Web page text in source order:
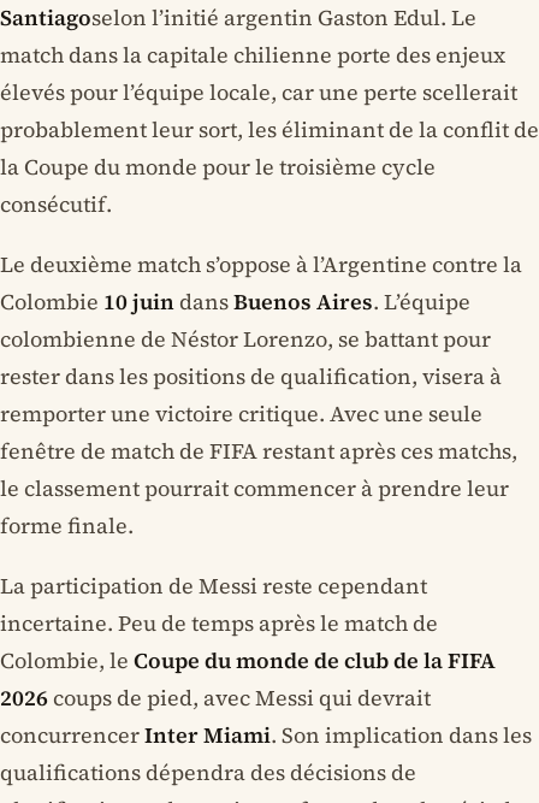
Santiagoselon l’initié argentin Gaston Edul. Le
match dans la capitale chilienne porte des enjeux
élevés pour l’équipe locale, car une perte scellerait
probablement leur sort, les éliminant de la conflit de
la Coupe du monde pour le troisième cycle
consécutif.
Le deuxième match s’oppose à l’Argentine contre la
Colombie 10 juindansBuenos Aires. L’équipe
colombienne de Néstor Lorenzo, se battant pour
rester dans les positions de qualification, visera à
remporter une victoire critique. Avec une seule
fenêtre de match de FIFA restant après ces matchs,
le classement pourrait commencer à prendre leur
forme finale.
La participation de Messi reste cependant
incertaine. Peu de temps après le match de
Colombie, le Coupe du monde de club de la FIFA
2026 coups de pied, avec Messi qui devrait
concurrencerInter Miami. Son implication dans les
qualifications dépendra des décisions de